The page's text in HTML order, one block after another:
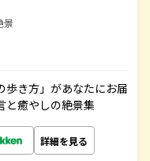
景
歩き方」があなたにお届
と癒やしの絶景集
詳細を見る